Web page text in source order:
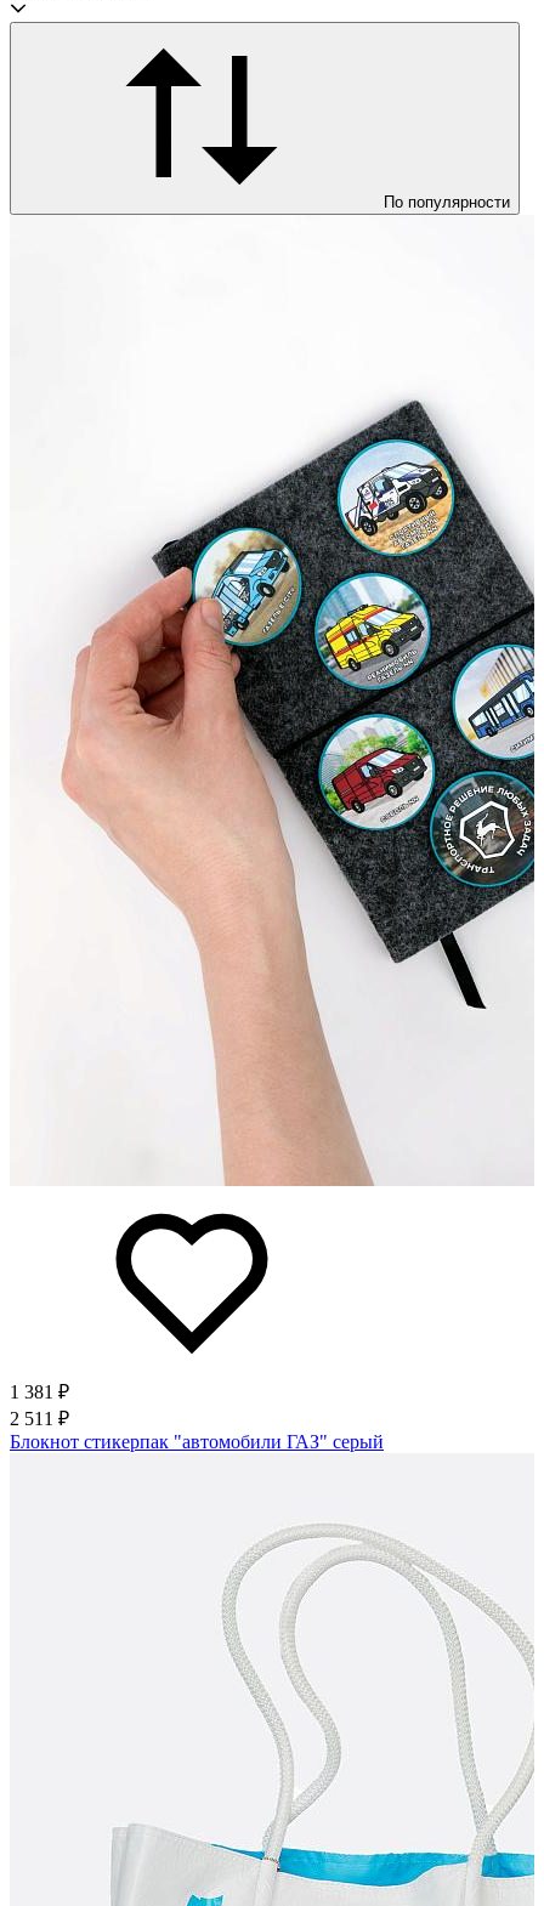
По популярности
1 381 ₽
2 511 ₽
Блокнот стикерпак "автомобили ГАЗ" серый